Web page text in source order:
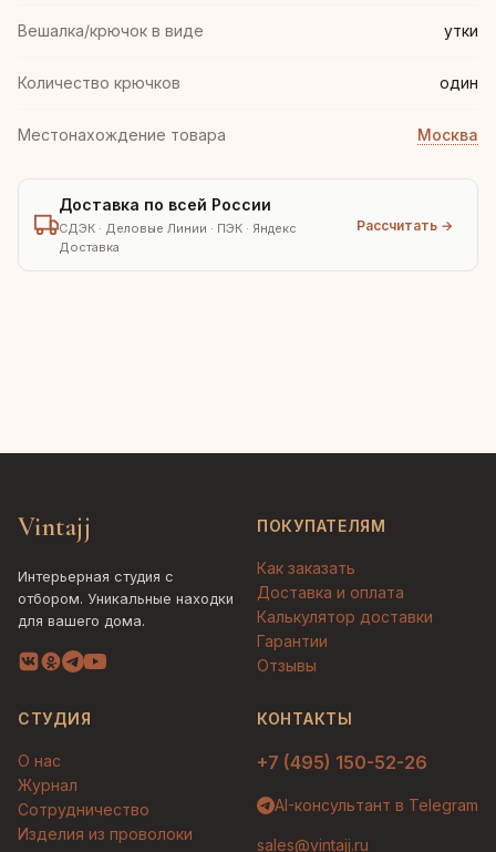
Вешалка/крючок в виде утки
Количество крючков один
Местонахождение товара Москва
Доставка по всей России
СДЭК · Деловые Линии · ПЭК · Яндекс
Доставка
Рассчитать →
Vintajj
Интерьерная студия с
отбором. Уникальные находки
для вашего дома.
ПОКУПАТЕЛЯМ
Как заказать
Доставка и оплата
Калькулятор доставки
Гарантии
Отзывы
СТУДИЯ
О нас
Журнал
Сотрудничество
Изделия из проволоки
КОНТАКТЫ
+7 (495) 150-52-26
AI-консультант в Telegram
sales@vintajj.ru